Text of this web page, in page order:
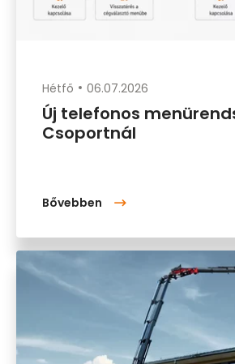
Hétfő 06.07.2026
Új telefonos
Csoportnál
Bővebben